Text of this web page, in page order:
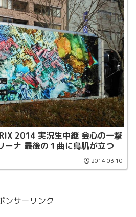
2014 実況生中継 会心の一撃
ナ 最後の１曲に鳥肌が立つ
2014.03.10
ンサーリンク